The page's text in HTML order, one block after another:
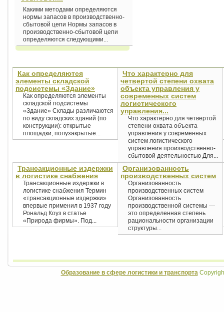
Какими методами определяются
нормы запасов в производственно-
сбытовой цепи Нормы запасов в
производственно-сбытовой цепи
определяются следующими...
Как определяются
элементы складской
подсистемы «Здание»
Как определяются элементы
складской подсистемы
«Здание» Склады различаются
по виду складских зданий (по
конструкции): открытые
площадки, полузакрытые...
Что характерно для
четвертой степени охвата
объекта управления у
современных систем
логистического
управления...
Что характерно для четвертой
степени охвата объекта
управления у современных
систем логистического
управления производственно-
сбытовой деятельностью Для...
Трансакционные издержки
в логистике снабжения
Трансакционные издержки в
логистике снабжения Термин
«трансакционные издержки»
впервые применил в 1937 году
Рональд Коуз в статье
«Природа фирмы». Под...
Организованность
производственных систем
Организованность
производственных систем
Организованность
производственной системы —
это определенная степень
рациональности организации
структуры...
Образование в сфере логистики и транспорта